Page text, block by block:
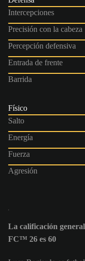
Intercepciones
Precisión con la cabeza
Percepción defensiva
Entrada de frente
Barrida
Físico
Salto
Energía
Fuerza
Agresión
La calificación
FC™ 26 es 60